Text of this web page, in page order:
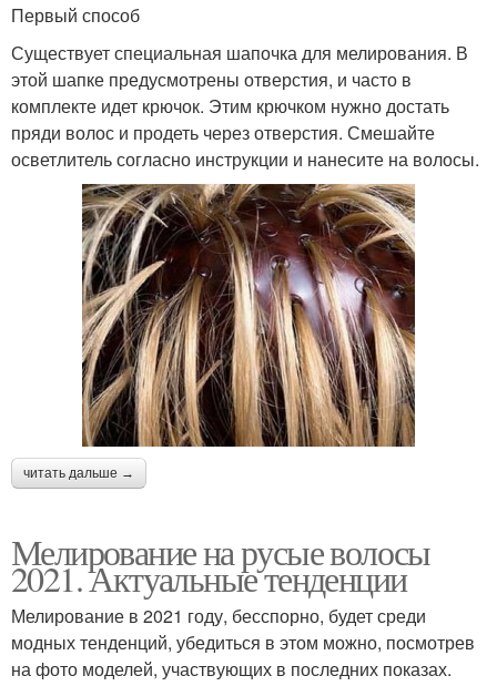
Первый способ
Существует специальная шапочка для мелирования. В
этой шапке предусмотрены отверстия, и часто в
комплекте идет крючок. Этим крючком нужно достать
пряди волос и продеть через отверстия. Смешайте
осветлитель согласно инструкции и нанесите на волосы.
читать дальше →
Мелирование на русые волосы
2021. Актуальные тенденции
Мелирование в 2021 году, бесспорно, будет среди
модных тенденций, убедиться в этом можно, посмотрев
на фото моделей, участвующих в последних показах.